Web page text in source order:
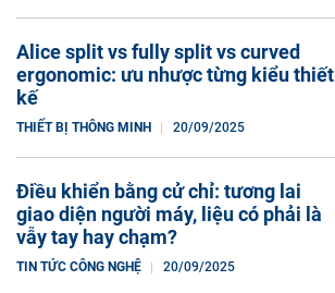
Alice split vs fully split vs curved
ergonomic: ưu nhược từng kiểu thiết
kế
THIẾT BỊ THÔNG MINH 20/09/2025
Điều khiển bằng cử chỉ: tương lai
giao diện người máy, liệu có phải là
vẫy tay hay chạm?
TIN TỨC CÔNG NGHỆ 20/09/2025